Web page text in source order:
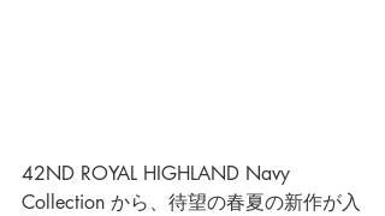
42ND ROYAL HIGHLAND Navy
Collection から、待望の春夏の新作が入